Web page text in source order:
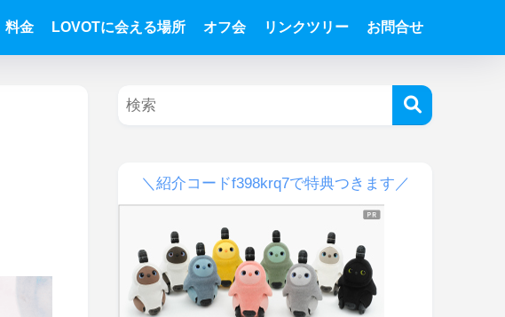
料金 LOVOTに会える場所 オフ会 リンクツリー お問合せ
＼紹介コードf398krq7で特典つきます／